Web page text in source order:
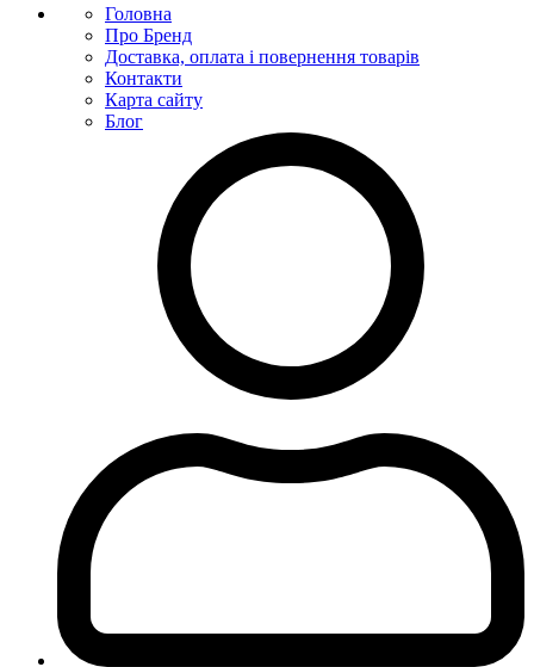
Головна
Про Бренд
Доставка, оплата і повернення товарів
Контакти
Карта сайту
Блог